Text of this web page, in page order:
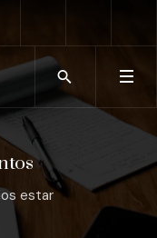
Type 2 or more
estar